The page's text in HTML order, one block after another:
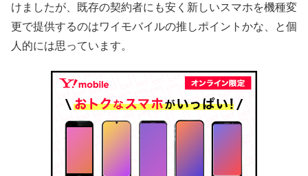
けましたが、既存の契約者にも安く新しいスマホを機種変
更で提供するのはワイモバイルの推しポイントかな、と個
人的には思っています。